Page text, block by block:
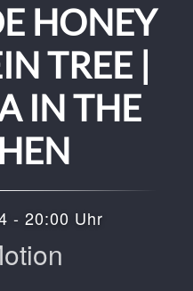
HONEY
TREE |
IN THE
- 20:00 Uhr